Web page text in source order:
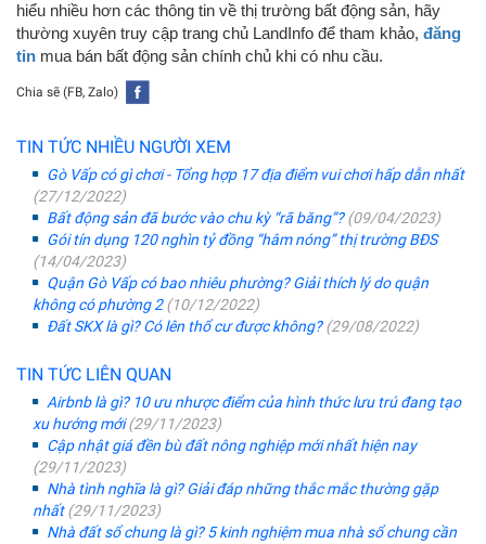
hiểu nhiều hơn các thông tin về thị trường bất động sản, hãy
thường xuyên truy cập trang chủ LandInfo để tham khảo, đăng
tin mua bán bất động sản chính chủ khi có nhu cầu.
Chia sẽ (FB, Zalo)
TIN TỨC NHIỀU NGƯỜI XEM
Gò Vấp có gì chơi - Tổng hợp 17 địa điểm vui chơi hấp dẫn nhất
(27/12/2022)
Bất động sản đã bước vào chu kỳ “rã băng”?(09/04/2023)
Gói tín dụng 120 nghìn tỷ đồng “hâm nóng” thị trường BĐS
(14/04/2023)
Quận Gò Vấp có bao nhiêu phường? Giải thích lý do quận
không có phường 2(10/12/2022)
Đất SKX là gì? Có lên thổ cư được không?(29/08/2022)
TIN TỨC LIÊN QUAN
Airbnb là gì? 10 ưu nhược điểm của hình thức lưu trú đang tạo
xu hướng mới(29/11/2023)
Cập nhật giá đền bù đất nông nghiệp mới nhất hiện nay
(29/11/2023)
Nhà tình nghĩa là gì? Giải đáp những thắc mắc thường gặp
nhất(29/11/2023)
Nhà đất sổ chung là gì? 5 kinh nghiệm mua nhà sổ chung cần